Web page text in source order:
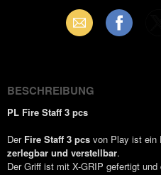
Email Facebook
BESCHREIBUNG
PL Fire Staff 3 pcs
Der Fire Staff 3 pcs von Play ist ein
zerlegbar und verstellbar.
Der Griff ist mit X-GRIP gefertigt